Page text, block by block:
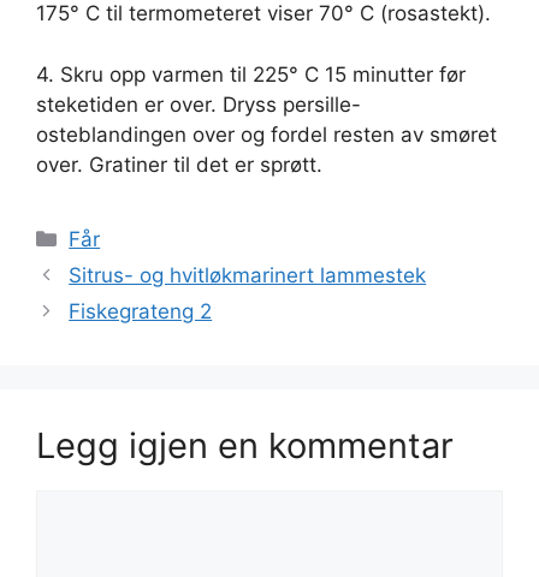
175° C til termometeret viser 70° C (rosastekt).
4. Skru opp varmen til 225° C 15 minutter før
steketiden er over. Dryss persille-
osteblandingen over og fordel resten av smøret
over. Gratiner til det er sprøtt.
Kategorier
Får
Sitrus- og hvitløkmarinert lammestek
Fiskegrateng 2
Legg igjen en kommentar